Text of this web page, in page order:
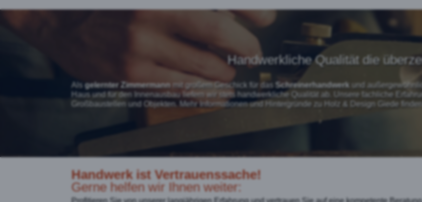
Handwerkliche Qualität die
Alsgelernter Zimmermann mit großem Geschick für das Schreinerhandwerk und
Haus und für den Innenausbau liefern wir stets handwerkliche Qualität ab.
Unsere fachliche
Großbaustellen und Objekten. Mehr Informationen und Hintergründe zu Holz & Design Giede
Handwerk ist Vertrauenssache!
Gerne helfen wir Ihnen weiter: